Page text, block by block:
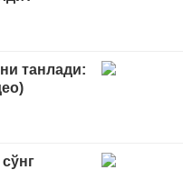
танлади: